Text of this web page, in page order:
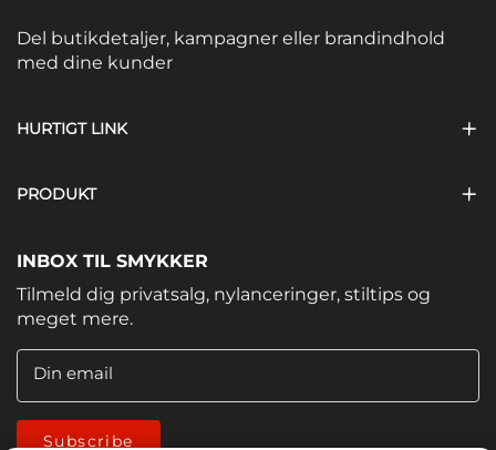
Del butikdetaljer, kampagner eller brandindhold
med dine kunder
HURTIGT LINK
PRODUKT
INBOX TIL SMYKKER
Tilmeld dig privatsalg, nylanceringer, stiltips og
meget mere.
Din email
Subscribe